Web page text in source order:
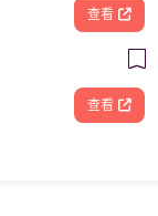
查看
查看